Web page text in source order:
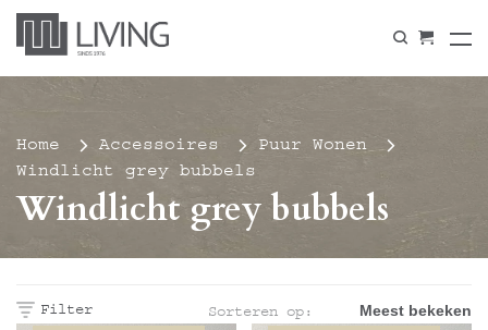
Home Accessoires
Puur Wonen
Windlicht grey bubbels
Windlicht grey bubbels
Filter Sorteren op: